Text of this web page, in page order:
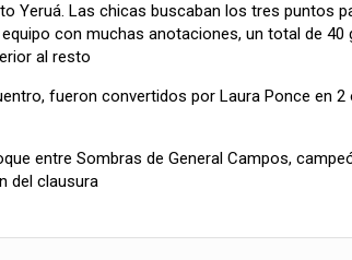
Yeruá. Las chicas buscaban los tres puntos
con muchas anotaciones, un total de
al resto
fueron convertidos por Laura Ponce en 2
entre Sombras de General Campos,
del clausura